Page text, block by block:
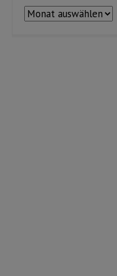
Archiv